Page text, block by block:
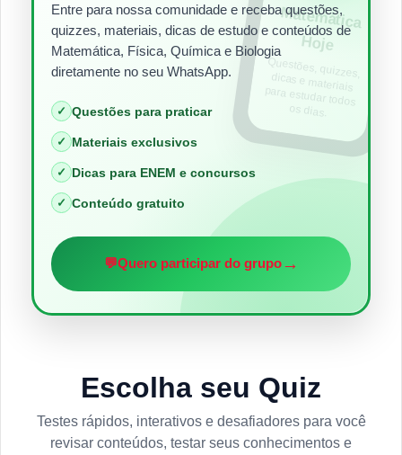
Entre para nossa comunidade e receba questões,
quizzes, materiais, dicas de estudo e conteúdos de
Matemática, Física, Química e Biologia
diretamente no seu WhatsApp.
✓ Questões para praticar
✓ Materiais exclusivos
✓ Dicas para ENEM e concursos
✓ Conteúdo gratuito
💬Quero participar do grupo→
Matem
ática
Hoje
Questões, quizzes,
dicas e materiais
para estudar todos
os dias.
Escolha seu Quiz
Testes rápidos, interativos e desafiadores para você
revisar conteúdos, testar seus conhecimentos e